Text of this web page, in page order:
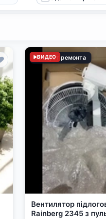
Требует ремонта
ВИДЕО
Вентилятор
Rainberg 2345 з